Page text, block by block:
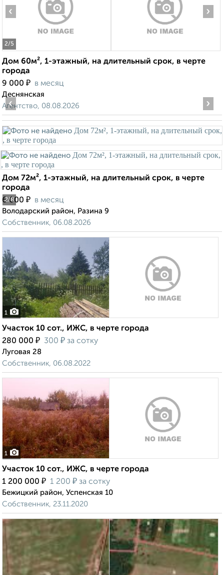
2/5
‹ ›
Дом 60м², 1-этажный, на длительный срок, в черте
города
9 000 ₽ в месяц
Деснянская
Агентство, 08.08.2026
2/8
‹ ›
Дом 72м², 1-этажный, на длительный срок, в черте
города
6 000 ₽ в месяц
Володарский район, Разина 9
Собственник, 06.08.2026
1
Участок 10 сот., ИЖС, в черте города
280 000 ₽ 300 ₽ за сотку
Луговая 28
Собственник, 06.08.2022
1
Участок 10 сот., ИЖС, в черте города
1 200 000 ₽ 1 200 ₽ за сотку
Бежицкий район, Успенская 10
Собственник, 23.11.2020